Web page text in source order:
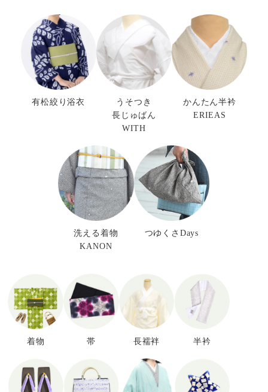
有松絞り浴衣
うそつき
長じゅばん
WITH
かんたん半衿
ERIEAS
洗える着物
KANON
つゆくさDays
着物 帯 長襦袢 半衿